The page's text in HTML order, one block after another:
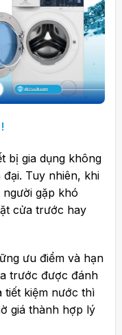
bị gia dụng không
Tuy nhiên, khi
gặp khó
cửa trước hay
ưu điểm và hạn
trước được đánh
tiết kiệm nước thì
giá thành hợp lý